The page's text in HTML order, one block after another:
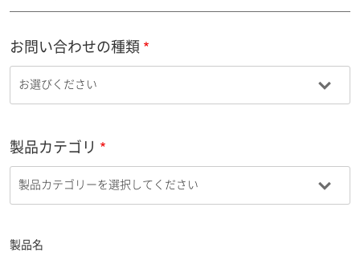
お問い合わせの種類
製品カテゴリ
製品名